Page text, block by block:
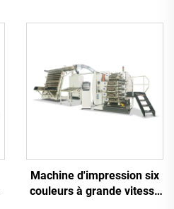
Machine d'impression six
couleurs à grande vitesse